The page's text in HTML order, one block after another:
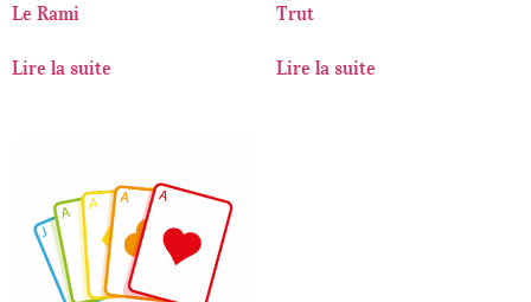
Le Rami
Lire la suite
Trut
Lire la suite